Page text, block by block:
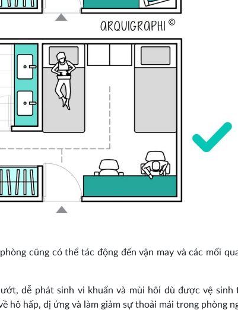
cũng có thể tác động đến vận may và các mối
dễ phát sinh vi khuẩn và mùi hôi dù được vệ sinh
hô hấp, dị ứng và làm giảm sự thoải mái trong phòng